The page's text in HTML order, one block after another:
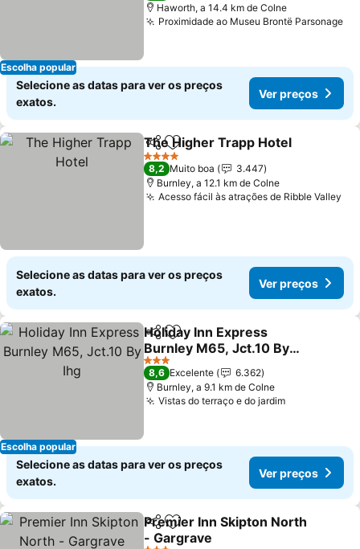
Escolha popular
Haworth, a 14.4 km de Colne
Proximidade ao Museu Brontë Parsonage
Selecione as datas para ver os preços
exatos.
Ver preços
PartilharAdicionar aos favoritos
The Higher Trapp Hotel
4 Estrelas
8,2 Muito boa
3.447
Burnley, a 12.1 km de Colne
Acesso fácil às atrações de Ribble Valley
Selecione as datas para ver os preços
exatos.
Ver preços
Escolha popular
PartilharAdicionar aos favoritos
Holiday Inn Express
Burnley M65, Jct.10 By
Ihg
Ver preços
3 Estrelas
8,6 Excelente
6.362
Burnley, a 9.1 km de Colne
Vistas do terraço e do jardimVer preços
Selecione as datas para ver os preços
exatos.
Ver preços
PartilharAdicionar aos favoritos
Premier Inn Skipton North
- Gargrave